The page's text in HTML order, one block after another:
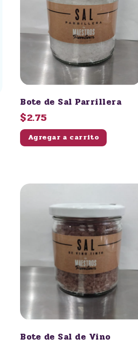
Bote de Sal Parrillera
$2.75
Agregar a carrito
Bote de Sal de Vino